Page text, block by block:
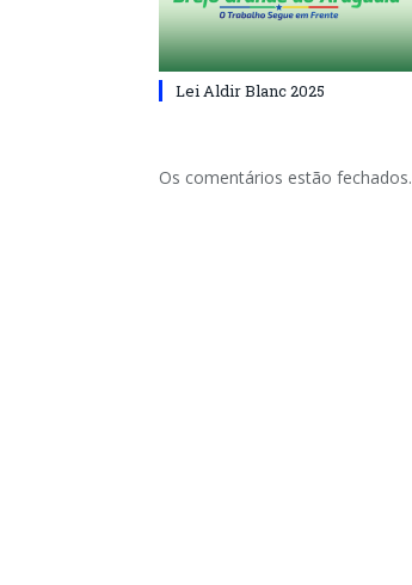
Lei Aldir Blanc 2025
Os comentários estão fechados.